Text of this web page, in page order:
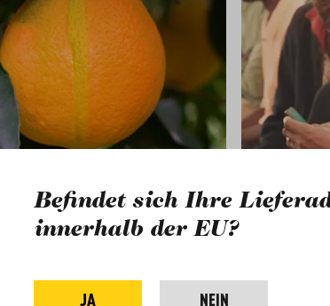
gibt's echte
Wirkung
Befindet sich Ihre
innerhalb der EU?
JA NEIN